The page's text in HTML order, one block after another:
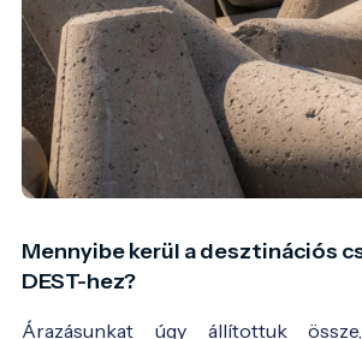
Mennyibe kerül a desztinációs
DEST-hez?
Árazásunkat úgy állítottuk